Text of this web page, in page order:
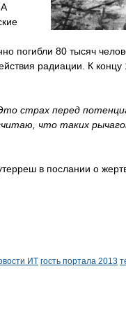
погибли 80 тысяч
радиации. К
страх перед
что таких
в послании о
ИТ гость портала 2013